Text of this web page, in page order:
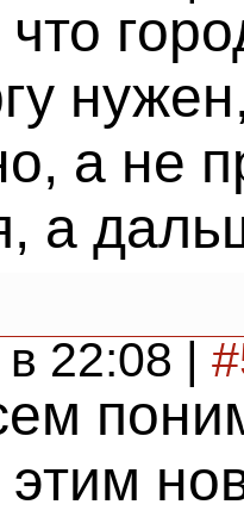
а не
а
22:08 |
этим